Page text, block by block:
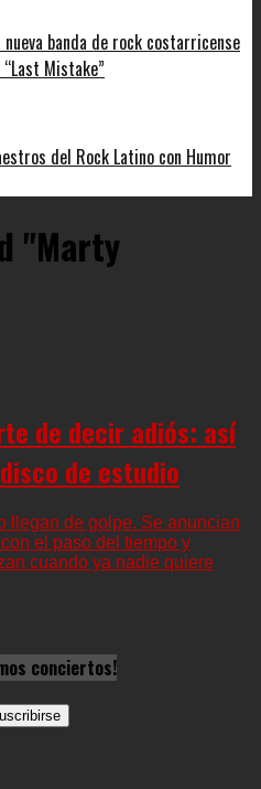
banda de rock costarricense
Mistake”
del Rock Latino con Humor
"Marty
de decir adiós: así
de estudio
llegan de golpe. Se anuncian
el paso del tiempo y
cuando ya nadie quiere
conciertos!